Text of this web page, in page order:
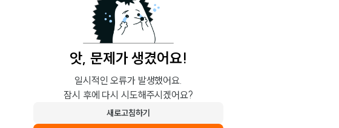
앗, 문제가 생겼어요!
일시적인 오류가 발생했어요.
잠시 후에 다시 시도해주시겠어요?
새로고침하기